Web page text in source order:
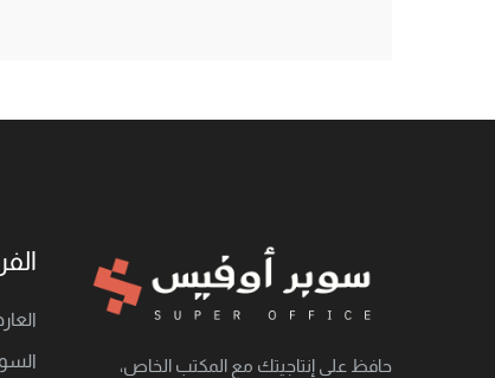
حافظ على إنتاجيتك مع المكتب الخاص،